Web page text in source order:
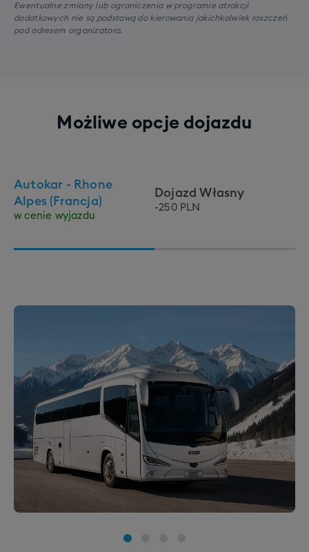
Ewentualne zmiany lub ograniczenia w programie atrakcji
dodatkowych nie są podstawą do kierowania jakichkolwiek roszczeń
pod adresem organizatora.
Możliwe opcje dojazdu
Autokar - Rhone
Alpes (Francja)
w cenie wyjazdu
Dojazd Własny
-250 PLN